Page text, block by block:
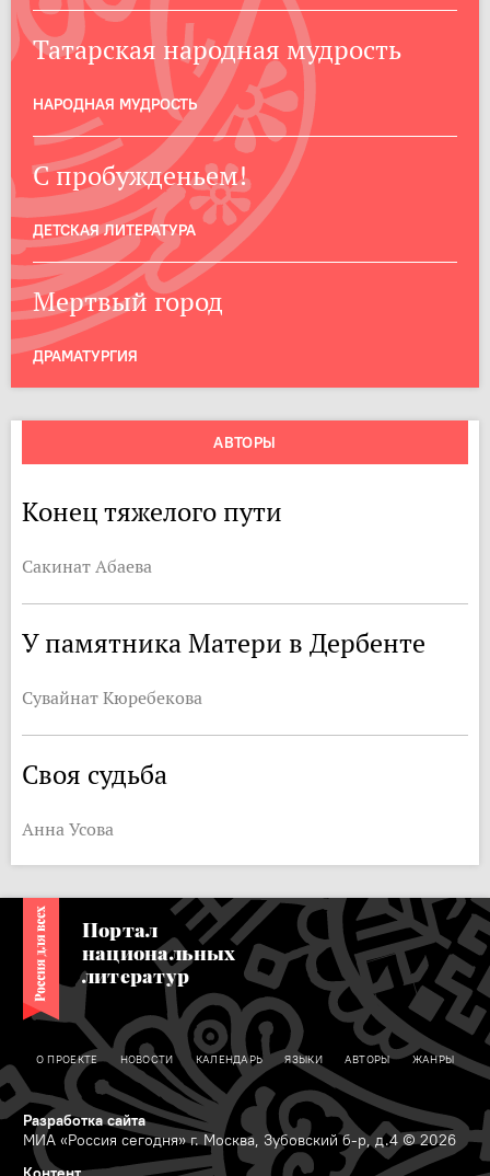
Татарская народная мудрость
НАРОДНАЯ МУДРОСТЬ
С пробужденьем!
ДЕТСКАЯ ЛИТЕРАТУРА
Мертвый город
ДРАМАТУРГИЯ
АВТОРЫ
Конец тяжелого пути
Сакинат Абаева
У памятника Матери в Дербенте
Сувайнат Кюребекова
Своя судьба
Анна Усова
Портал
национальных
литератур
О ПРОЕКТЕ НОВОСТИ КАЛЕНДАРЬ ЯЗЫКИ АВТОРЫ ЖАНРЫ
Разработка сайта
МИА «Россия сегодня» г. Москва, Зубовский б-р, д.4 © 2026